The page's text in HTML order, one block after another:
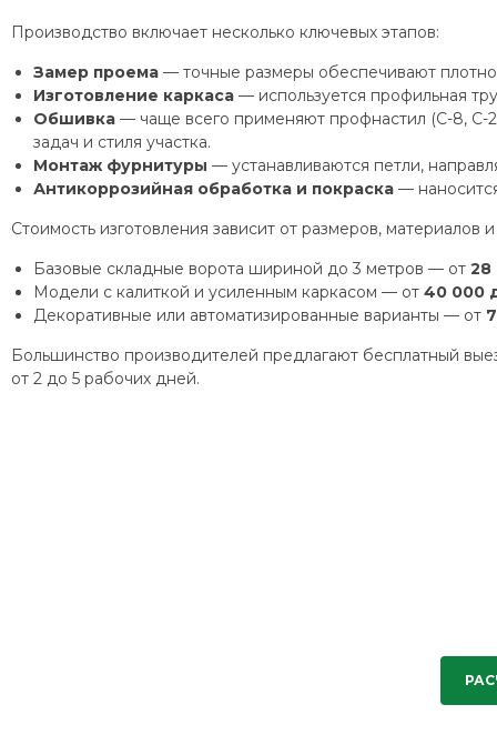
Производство включает несколько ключевых этапов:
Замер проема — точные размеры обеспечивают
Изготовление каркаса — используется профильная
Обшивка — чаще всего применяют профнастил (С-8, С-
задач и стиля участка.
Монтаж фурнитуры — устанавливаются петли,
Антикоррозийная обработка и покраска —
Стоимость изготовления зависит от размеров,
Базовые складные ворота шириной до 3 метров — от 28
Модели с калиткой и усиленным каркасом — от 40 000
Декоративные или автоматизированные варианты — от
Большинство производителей предлагают бесплатный
от 2 до 5 рабочих дней.